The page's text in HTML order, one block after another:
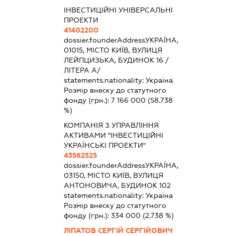
ІНВЕСТИЦІЙНІ УНІВЕРСАЛЬНІ
ПРОЕКТИ
41402200
dossier.founderAddressУКРАЇНА,
01015, МІСТО КИЇВ, ВУЛИЦЯ
ЛЕЙПЦИЗЬКА, БУДИНОК 16 /
ЛІТЕРА А/
statements.nationality:Україна
Розмір внеску до статутного
фонду (грн.):7 166 000 (58.738
%)
КОМПАНІЯ З УПРАВЛІННЯ
АКТИВАМИ "ІНВЕСТИЦІЙНІ
УКРАЇНСЬКІ ПРОЕКТИ"
43562525
dossier.founderAddressУКРАЇНА,
03150, МІСТО КИЇВ, ВУЛИЦЯ
АНТОНОВИЧА, БУДИНОК 102
statements.nationality:Україна
Розмір внеску до статутного
фонду (грн.):334 000 (2.738 %)
ЛІПАТОВ СЕРГІЙ СЕРГІЙОВИЧ